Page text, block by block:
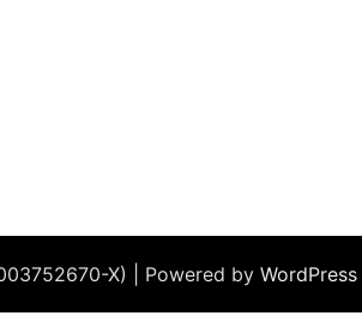
X) | Powered byWordPress